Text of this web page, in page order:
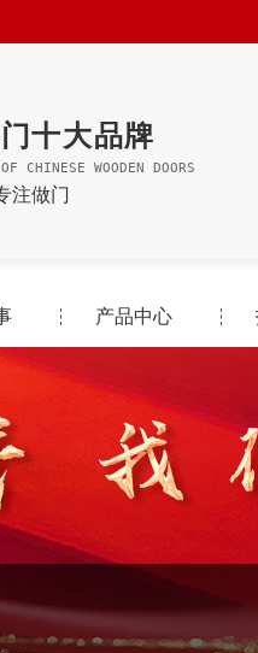
十大品牌
CHINESE WOODEN DOORS
注做门
产品中心